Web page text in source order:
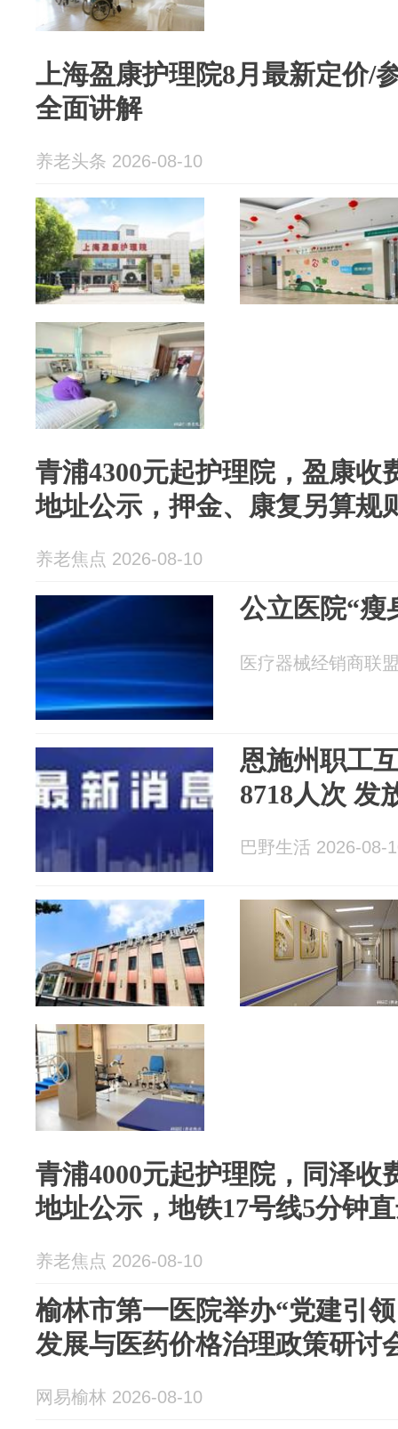
上海盈康护理院8月最新定价/
全面讲解
养老头条 2026-08-10
青浦4300元起护理院，盈康收
地址公示，押金、康复另算规
养老焦点 2026-08-10
公立医院“瘦
医疗器械经销商联
恩施州职工
8718人次 发
巴野生活 2026-08-
青浦4000元起护理院，同泽收
地址公示，地铁17号线5分钟
养老焦点 2026-08-10
榆林市第一医院举办“党建引
发展与医药价格治理政策研讨
网易榆林 2026-08-10